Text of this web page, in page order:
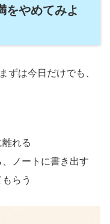
をやめてみよ
ずは今日だけでも、
れる
ノートに書き出す
らう